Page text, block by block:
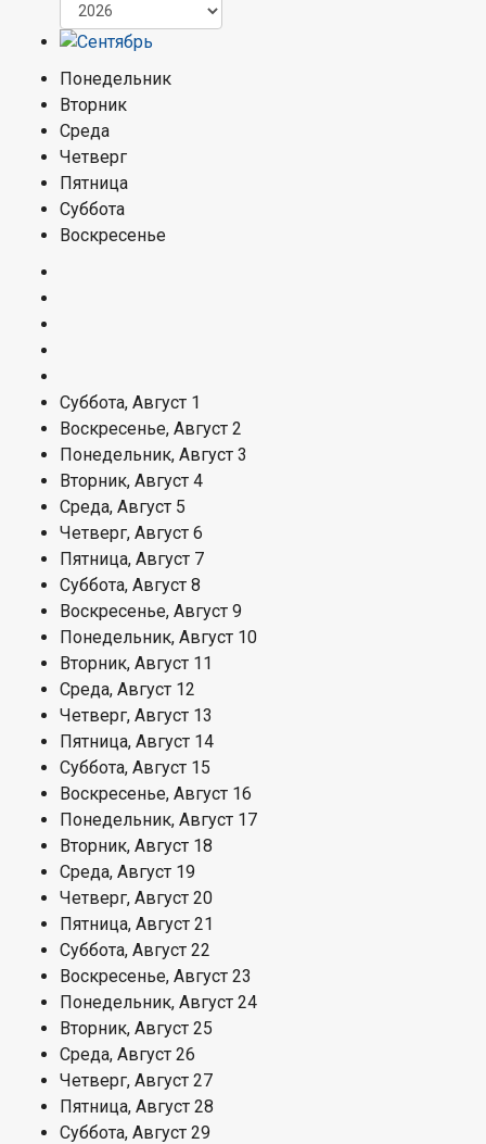
Понедельник
Вторник
Среда
Четверг
Пятница
Суббота
Воскресенье
Суббота, Август 1
Воскресенье, Август 2
Понедельник, Август 3
Вторник, Август 4
Среда, Август 5
Четверг, Август 6
Пятница, Август 7
Суббота, Август 8
Воскресенье, Август 9
Понедельник, Август 10
Вторник, Август 11
Среда, Август 12
Четверг, Август 13
Пятница, Август 14
Суббота, Август 15
Воскресенье, Август 16
Понедельник, Август 17
Вторник, Август 18
Среда, Август 19
Четверг, Август 20
Пятница, Август 21
Суббота, Август 22
Воскресенье, Август 23
Понедельник, Август 24
Вторник, Август 25
Среда, Август 26
Четверг, Август 27
Пятница, Август 28
Суббота, Август 29